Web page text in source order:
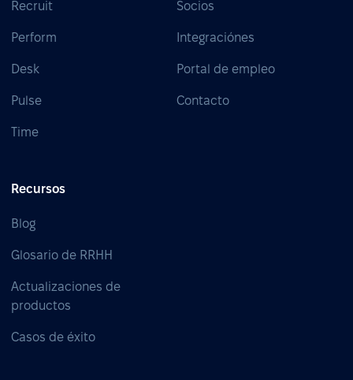
Recruit
Perform
Desk
Pulse
Time
Socios
Integraciónes
Portal de empleo
Contacto
Recursos
Blog
Glosario de RRHH
Actualizaciones de
productos
Casos de éxito